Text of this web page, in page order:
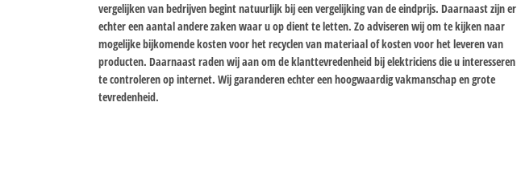
vergelijken van bedrijven begint natuurlijk bij een vergelijking van de eindprijs. Daarnaast zijn er
echter een aantal andere zaken waar u op dient te letten. Zo adviseren wij om te kijken naar
mogelijke bijkomende kosten voor het recyclen van materiaal of kosten voor het leveren van
producten. Daarnaast raden wij aan om de klanttevredenheid bij elektriciens die u interesseren
te controleren op internet. Wij garanderen echter een hoogwaardig vakmanschap en grote
tevredenheid.